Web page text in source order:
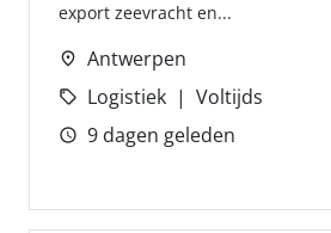
export zeevracht en...
Antwerpen
Logistiek
Voltijds
9 dagen geleden